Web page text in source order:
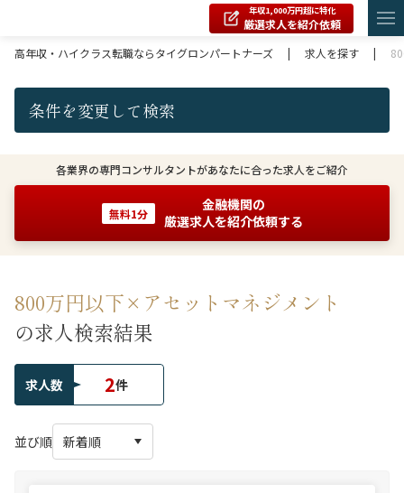
年収1,000万円超に特化
厳選求人を紹介依頼
高年収・ハイクラス転職ならタイグロンパートナーズ
| 求人を探す |
条件を変更して検索
各業界の専門コンサルタントがあなたに合った求人をご紹介
無料1分
金融機関の
厳選求人を紹介依頼する
800万円以下×アセットマネジメント
の求人検索結果
求人数 2件
並び順